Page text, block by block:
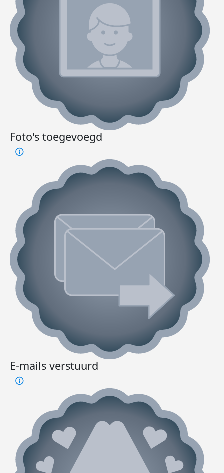
Foto's toegevoegd
E-mails verstuurd